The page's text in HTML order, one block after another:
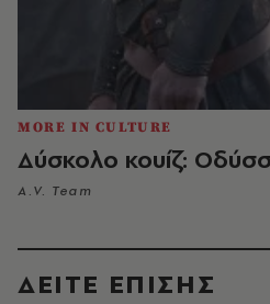
MORE IN CULTURE
Δύσκολο κουίζ:
A.V. Team
ΔΕΙΤΕ ΕΠΙΣΗΣ